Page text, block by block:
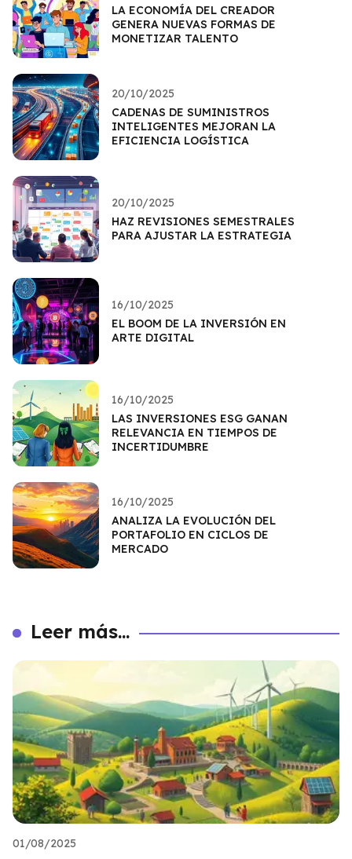
LA ECONOMÍA DEL CREADOR
GENERA NUEVAS FORMAS DE
MONETIZAR TALENTO
20/10/2025
CADENAS DE SUMINISTROS
INTELIGENTES MEJORAN LA
EFICIENCIA LOGÍSTICA
20/10/2025
HAZ REVISIONES SEMESTRALES
PARA AJUSTAR LA ESTRATEGIA
16/10/2025
EL BOOM DE LA INVERSIÓN EN
ARTE DIGITAL
16/10/2025
LAS INVERSIONES ESG GANAN
RELEVANCIA EN TIEMPOS DE
INCERTIDUMBRE
16/10/2025
ANALIZA LA EVOLUCIÓN DEL
PORTAFOLIO EN CICLOS DE
MERCADO
Leer más...
01/08/2025